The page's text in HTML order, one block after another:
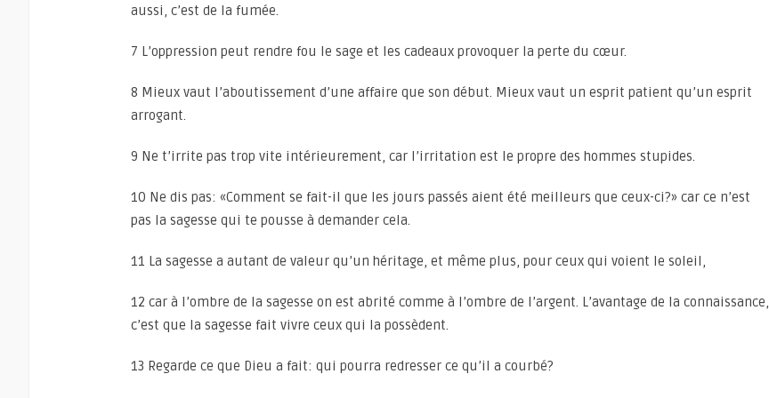
aussi, c’est de la fumée.
7 L’oppression peut rendre fou le sage et les cadeaux provoquer la perte du cœur.
8 Mieux vaut l’aboutissement d’une affaire que son début. Mieux vaut un esprit patient qu’un esprit
arrogant.
9 Ne t’irrite pas trop vite intérieurement, car l’irritation est le propre des hommes stupides.
10 Ne dis pas: «Comment se fait-il que les jours passés aient été meilleurs que ceux-ci?» car ce n’est
pas la sagesse qui te pousse à demander cela.
11 La sagesse a autant de valeur qu’un héritage, et même plus, pour ceux qui voient le soleil,
12 car à l’ombre de la sagesse on est abrité comme à l’ombre de l’argent. L’avantage de la connaissance,
c’est que la sagesse fait vivre ceux qui la possèdent.
13 Regarde ce que Dieu a fait: qui pourra redresser ce qu’il a courbé?